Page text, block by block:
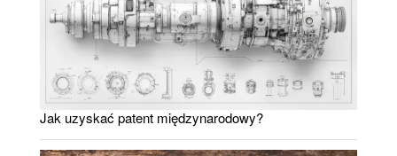
Jak uzyskać patent międzynarodowy?